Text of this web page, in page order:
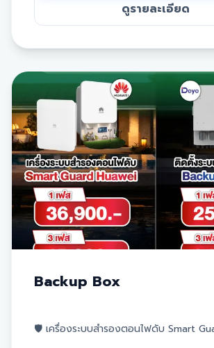
✅ ดีไซน์สวยงาม ทันสมัย แข็งแรงทนทาน เห
✅ ควบคุมและตรวจสอบการทำงานได้ง่าย
⚡EV DC Charging 12 kW:
ราคา
⚡EV DC Charging 25 kW:
ราคา
🔋
Sigen Battery 6 kW:ราคา
🔋
Sigen Battery 10 kW: ราคา
⚠️
หมายเหตุ:ราคานี้ยยังไม่รวมภาษีมูลค่า
สนใจสอบถามรายละเอียดเพิ่มเติมเกี่ยวกับร
ติดต่อAneetechโทร 099-212-1071 ห
@ANEETECH
ดูรายละเอียด
Backup Box
🛡️ เครื่องระบบสำรองตอนไฟดับ Smart